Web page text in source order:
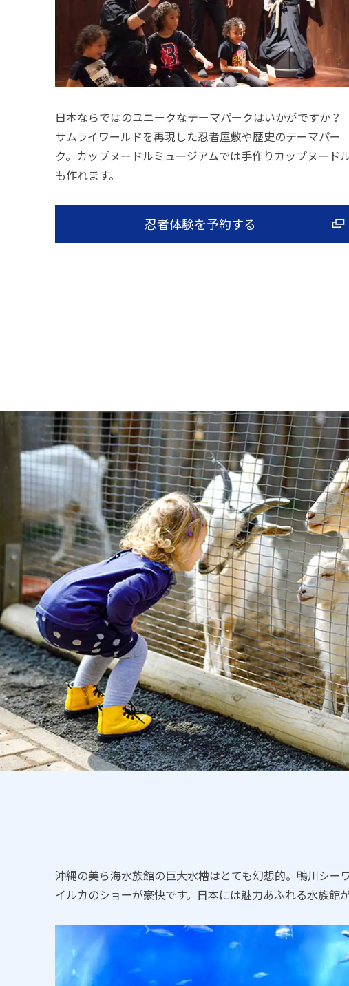
日本ならではのユニークなテーマパークはいかがですか？
サムライワールドを再現した忍者屋敷や歴史のテーマパー
ク。カップヌードルミュージアムでは手作りカップヌード
も作れます。
忍者体験を予約する
沖縄の美ら海水族館の巨大水槽はとても幻想的。鴨川シー
イルカのショーが豪快です。日本には魅力あふれる水族館